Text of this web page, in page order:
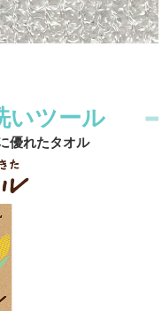
いツール
優れたタオル